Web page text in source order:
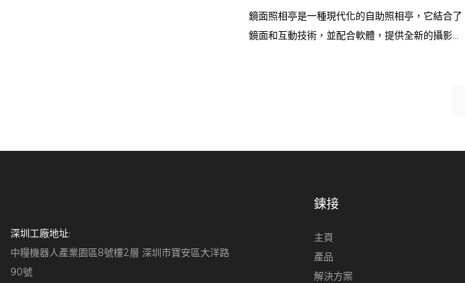
鏡面照相亭是一種現代化的自助照相亭，它結合了
鏡面和互動技術，並配合軟體，提供全新的攝影體
深圳工廠地址:
中糧機器人產業園區8號樓2層 深圳市寶安區大洋路
90號
鍊接
主頁
產品
解決方案